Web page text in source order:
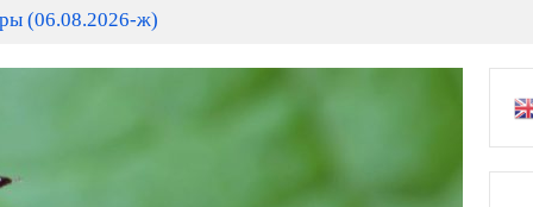
(06.08.2026-ж)